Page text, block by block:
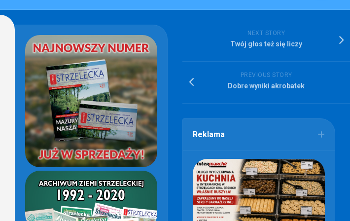
NEXT STORY
Twój głos też się liczy
PREVIOUS STORY
Dobre wyniki akrobatek
Reklama